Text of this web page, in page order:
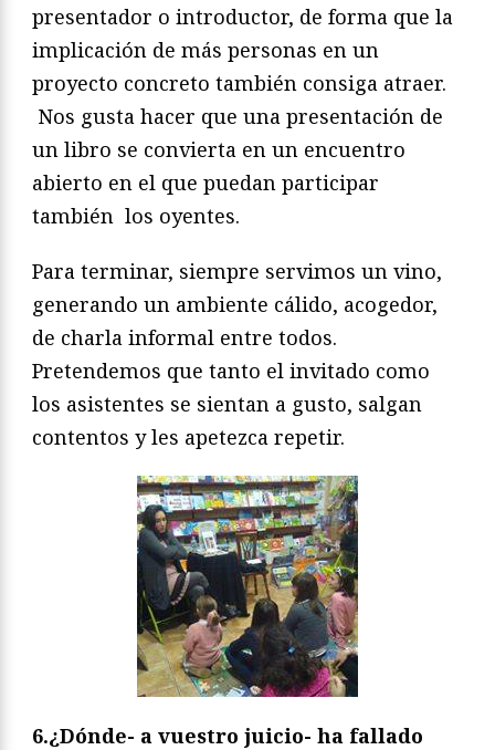
presentador o introductor, de forma que la
implicación de más personas en un
proyecto concreto también consiga atraer.
Nos gusta hacer que una presentación de
un libro se convierta en un encuentro
abierto en el que puedan participar
también los oyentes.
Para terminar, siempre servimos un vino,
generando un ambiente cálido, acogedor,
de charla informal entre todos.
Pretendemos que tanto el invitado como
los asistentes se sientan a gusto, salgan
contentos y les apetezca repetir.
6.¿Dónde- a vuestro juicio- ha fallado